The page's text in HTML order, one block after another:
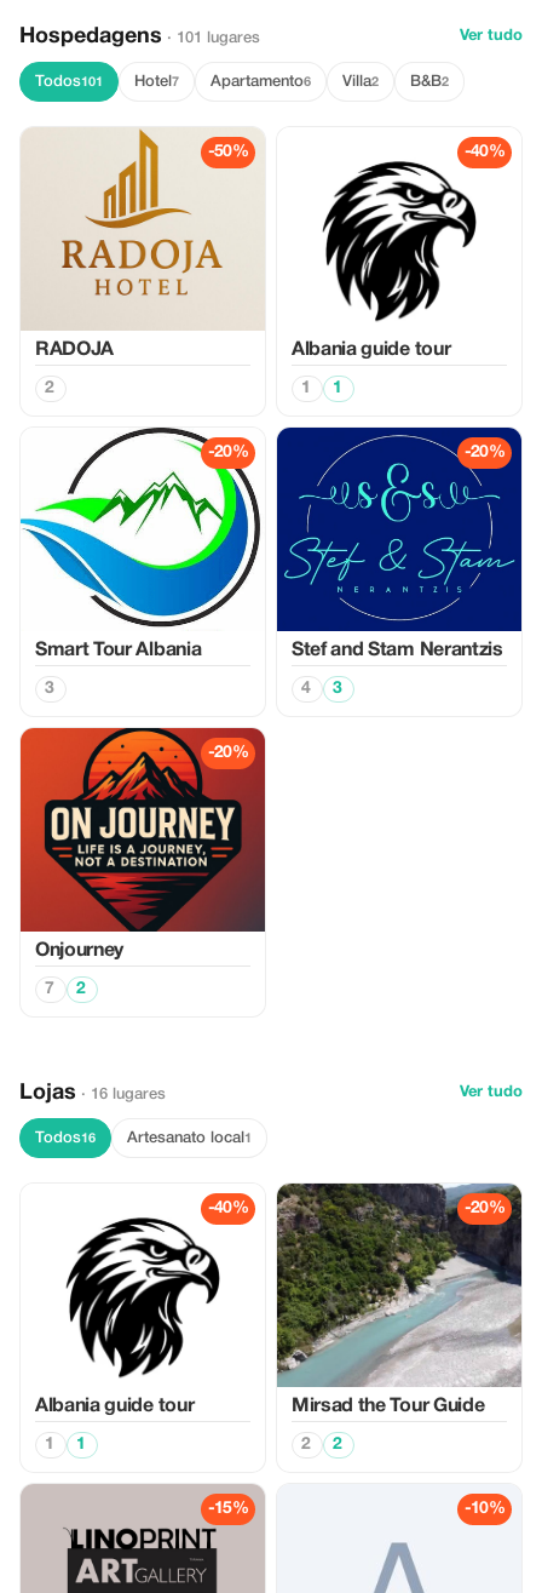
Hospedagens · 101 lugares Ver tudo
Todos101 Hotel 7 Apartamento6 Villa2 B&B2
-50%
RADOJA
2
-40%
Albania guide tour
1 1
-20%
Smart Tour Albania
3
-20%
Stef and Stam Nerantzis
4 3
-20%
Onjourney
7 2
Lojas · 16 lugares Ver tudo
Todos16 Artesanato local 1
-40%
Albania guide tour
1 1
-20%
Mirsad the Tour Guide
2 2
-15% -10%